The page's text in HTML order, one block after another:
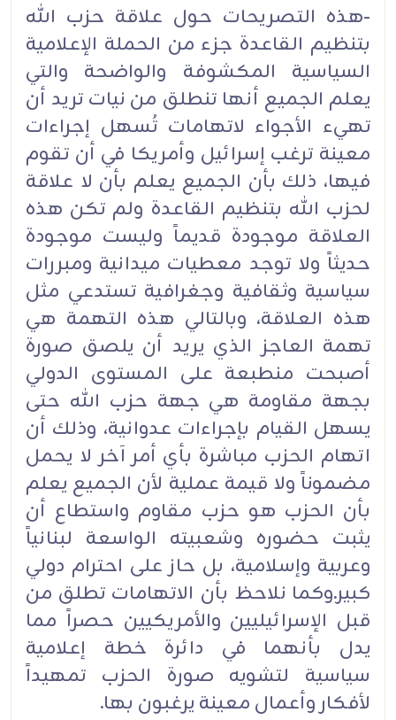
-هذه التصريحات حول علاقة حزب الله
بتنظيم القاعدة جزء من الحملة الإعلامية
السياسية المكشوفة والواضحة والتي
يعلم الجميع أنها تنطلق من نيات تريد أن
تهيء الأجواء لاتهامات تُسهل إجراءات
معينة ترغب إسرائيل وأمريكا في أن تقوم
فيها، ذلك بأن الجميع يعلم بأن لا علاقة
لحزب الله بتنظيم القاعدة ولم تكن هذه
العلاقة موجودة قديماً وليست موجودة
حديثاً ولا توجد معطيات ميدانية ومبررات
سياسية وثقافية وجغرافية تستدعي مثل
هذه العلاقة، وبالتالي هذه التهمة هي
تهمة العاجز الذي يريد أن يلصق صورة
أصبحت منطبعة على المستوى الدولي
بجهة مقاومة هي جهة حزب الله حتى
يسهل القيام بإجراءات عدوانية، وذلك أن
اتهام الحزب مباشرة بأي أمر آخر لا يحمل
مضموناً ولا قيمة عملية لأن الجميع يعلم
بأن الحزب هو حزب مقاوم واستطاع أن
يثبت حضوره وشعبيته الواسعة لبنانياً
وعربية وإسلامية، بل حاز على احترام دولي
كبير.وكما نلاحظ بأن الاتهامات تطلق من
قبل الإسرائيليين والأمريكيين حصراً مما
يدل بأنهما في دائرة خطة إعلامية
سياسية لتشويه صورة الحزب تمهيداً
لأفكار وأعمال معينة يرغبون بها.‏